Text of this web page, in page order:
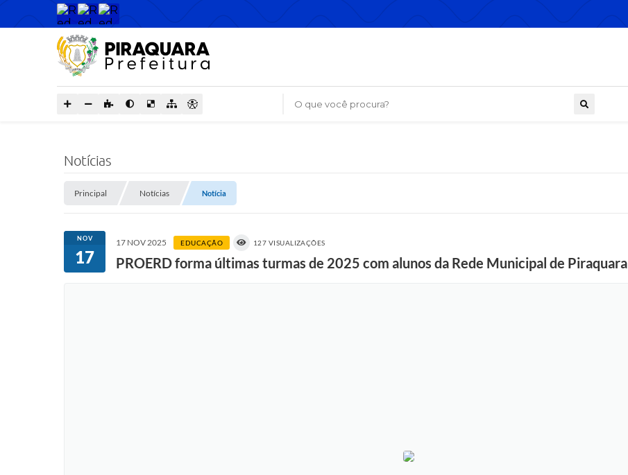
O que você procura?
Notícias
Principal Notícias Notícia
NOV
17
17 NOV 2025 EDUCAÇÃO 127 VISUALIZAÇÕES
PROERD forma últimas turmas de 2025 com alunos da Rede Municipal de Piraquara